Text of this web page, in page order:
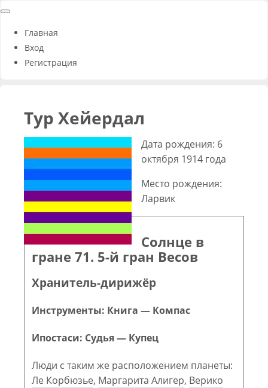
Главная
Вход
Регистрация
Тур Хейердал
Дата рождения: 6
октября 1914 года
Место рождения:
Ларвик
Солнце в
гране 71. 5-й гран Весов
Хранитель-дирижёр
Инструменты: Книга — Компас
Ипостаси: Судья — Купец
Люди с таким же расположением планеты:
Ле Корбюзье, Маргарита Алигер, Верико